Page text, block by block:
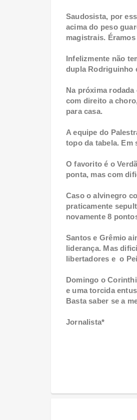
Saudosista, por
acima do peso
magistrais.
Infelizmente não
dupla Rodriguinho
Na próxima
com direito a
para casa.
A equipe do
topo da tabela. Em
O favorito é o
ponta, mas com
Caso o alvinegro
praticamente
novamente 8
Santos e Grêmio
liderança. Mas
libertadores e o
Domingo o
e uma torcida
Basta saber se a
Jornalista*